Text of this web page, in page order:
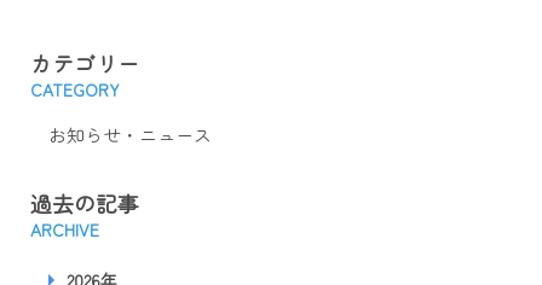
カテゴリー
CATEGORY
お知らせ・ニュース
過去の記事
ARCHIVE